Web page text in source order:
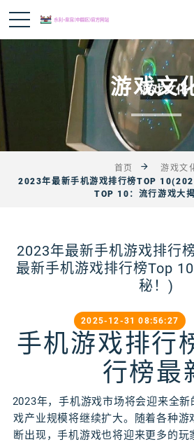
游戏文
首页
游戏文
2023年最新手机游戏排行榜TOP
TOP 10：流行游戏大
2023年最新手机游戏排行
最新手机游戏排行榜Top
秘！)
2025-12-31 08:56:27
手机游戏排行
行榜最
2023年，手机游戏市场将会迎来全
戏产业规模将继续扩大。随着各种游
断出现，手机游戏也将迎来更多的玩